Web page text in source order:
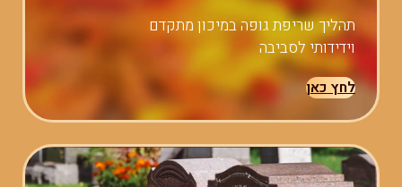
תהליך שריפת גופה במיכון מתקדם
וידידותי לסביבה
לחץ כאן